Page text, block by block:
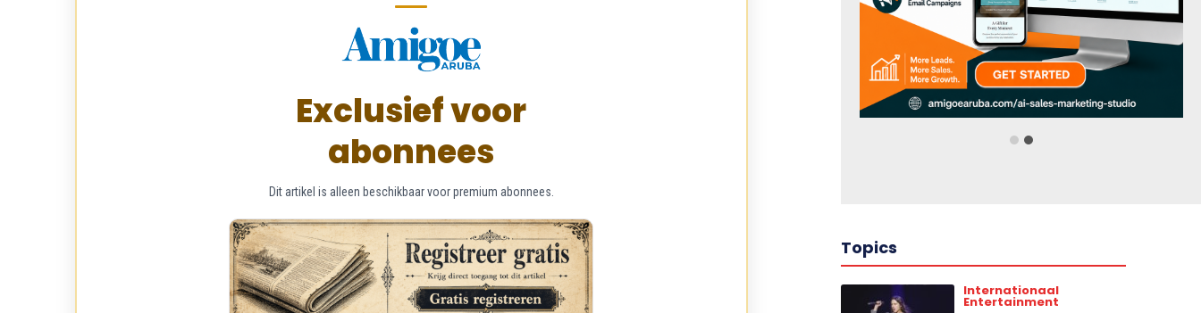
Exclusief voor
abonnees
Dit artikel is alleen beschikbaar voor premium abonnees.
Topics
Internationaal
Entertainment